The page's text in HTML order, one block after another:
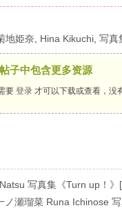
地姫奈 Hina Kikuchi 写真
子中包含更多资源
要 登录 才可以下载或查看，没
写真集《Turn up！》
ノ瀬瑠菜 Runa Ichinose